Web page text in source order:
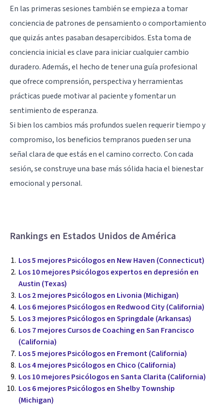
En las primeras sesiones también se empieza a tomar
conciencia de patrones de pensamiento o comportamiento
que quizás antes pasaban desapercibidos. Esta toma de
conciencia inicial es clave para iniciar cualquier cambio
duradero. Además, el hecho de tener una guía profesional
que ofrece comprensión, perspectiva y herramientas
prácticas puede motivar al paciente y fomentar un
sentimiento de esperanza.
Si bien los cambios más profundos suelen requerir tiempo y
compromiso, los beneficios tempranos pueden ser una
señal clara de que estás en el camino correcto. Con cada
sesión, se construye una base más sólida hacia el bienestar
emocional y personal.
Rankings en Estados Unidos de América
Los 5 mejores Psicólogos en New Haven (Connecticut)
Los 10 mejores Psicólogos expertos en depresión en
Austin (Texas)
Los 2 mejores Psicólogos en Livonia (Michigan)
Los 6 mejores Psicólogos en Redwood City (California)
Los 3 mejores Psicólogos en Springdale (Arkansas)
Los 7 mejores Cursos de Coaching en San Francisco
(California)
Los 5 mejores Psicólogos en Fremont (California)
Los 4 mejores Psicólogos en Chico (California)
Los 10 mejores Psicólogos en Santa Clarita (California)
Los 6 mejores Psicólogos en Shelby Township
(Michigan)